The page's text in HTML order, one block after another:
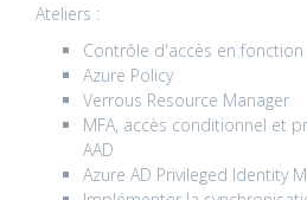
Ateliers :
Contrôle d'accès en
Azure Policy
Verrous Resource Manager
MFA, accès conditionnel et
AAD
Azure AD Privileged Identity